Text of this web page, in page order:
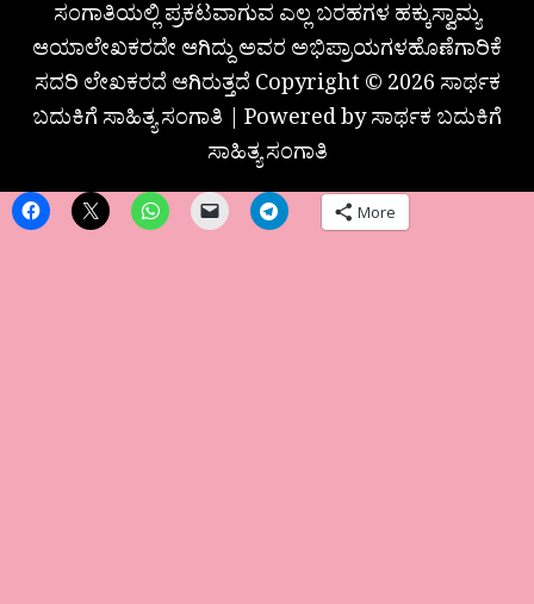
ಸಂಗಾತಿಯಲ್ಲಿ ಪ್ರಕಟವಾಗುವ ಎಲ್ಲ ಬರಹಗಳ ಹಕ್ಕುಸ್ವಾಮ್ಯ
ಆಯಾಲೇಖಕರದೇ ಆಗಿದ್ದು ಅವರ ಅಭಿಪ್ರಾಯಗಳಹೊಣೆಗಾರಿಕೆ
ಸದರಿ ಲೇಖಕರದೆ ಆಗಿರುತ್ತದೆ Copyright © 2026 ಸಾರ್ಥಕ
ಬದುಕಿಗೆ ಸಾಹಿತ್ಯ ಸಂಗಾತಿ | Powered by ಸಾರ್ಥಕ ಬದುಕಿಗೆ
ಸಾಹಿತ್ಯ ಸಂಗಾತಿ
More